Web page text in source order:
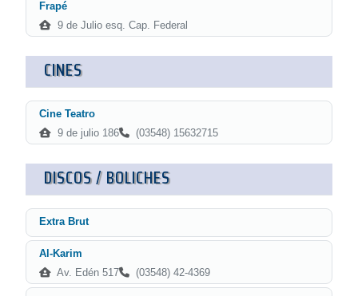
Frapé
9 de Julio esq. Cap. Federal
CINES
Cine Teatro
9 de julio 186
(03548) 15632715
DISCOS / BOLICHES
Extra Brut
Al-Karim
Av. Edén 517
(03548) 42-4369